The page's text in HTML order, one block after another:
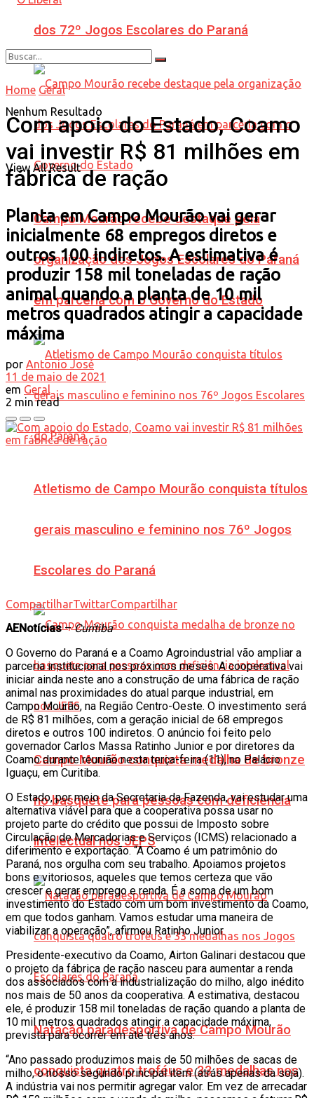
dos 72º Jogos Escolares do Paraná
Campo Mourão recebe destaque pela
organização dos Jogos Escolares do Paraná
em parceria com o Governo do Estado
Atletismo de Campo Mourão conquista títulos
gerais masculino e feminino nos 76º Jogos
Escolares do Paraná
Campo Mourão conquista medalha de bronze
no basquete para pessoas com deficiência
intelectual nos JEPS
Natação paradesportiva de Campo Mourão
conquista quatro troféus e 33 medalhas nos
Nenhum Resultado
View All Result
Home Geral
Com apoio do Estado, Coamo
vai investir R$ 81 milhões em
fábrica de ração
Planta em Campo Mourão vai gerar
inicialmente 68 empregos diretos e
outros 100 indiretos. A estimativa é
produzir 158 mil toneladas de ração
animal quando a planta de 10 mil
metros quadrados atingir a capacidade
máxima
por Antonio José
11 de maio de 2021
em Geral
2 min read
CompartilharTwittarCompartilhar
AENotícias–Curitiba
O Governo do Paraná e a Coamo Agroindustrial vão ampliar a
parceria institucional nos próximos meses. A cooperativa vai
iniciar ainda neste ano a construção de uma fábrica de ração
animal nas proximidades do atual parque industrial, em
Campo Mourão, na Região Centro-Oeste. O investimento será
de R$ 81 milhões, com a geração inicial de 68 empregos
diretos e outros 100 indiretos. O anúncio foi feito pelo
governador Carlos Massa Ratinho Junior e por diretores da
Coamo durante reunião nesta terça-feira (11), no Palácio
Iguaçu, em Curitiba.
O Estado, por meio da Secretaria da Fazenda, vai estudar uma
alternativa viável para que a cooperativa possa usar no
projeto parte do crédito que possui de Imposto sobre
Circulação de Mercadorias e Serviços (ICMS) relacionado a
diferimento e exportação. “A Coamo é um patrimônio do
Paraná, nos orgulha com seu trabalho. Apoiamos projetos
bons e vitoriosos, aqueles que temos certeza que vão
crescer e gerar emprego e renda. É a soma de um bom
investimento do Estado com um bom investimento da Coamo,
em que todos ganham. Vamos estudar uma maneira de
viabilizar a operação”, afirmou Ratinho Junior.
Presidente-executivo da Coamo, Airton Galinari destacou que
o projeto da fábrica de ração nasceu para aumentar a renda
dos associados com a industrialização do milho, algo inédito
nos mais de 50 anos da cooperativa. A estimativa, destacou
ele, é produzir 158 mil toneladas de ração quando a planta de
10 mil metros quadrados atingir a capacidade máxima,
prevista para ocorrer em até três anos.
“Ano passado produzimos mais de 50 milhões de sacas de
milho, o nosso segundo principal item (atrás apenas da soja).
A indústria vai nos permitir agregar valor. Em vez de arrecadar